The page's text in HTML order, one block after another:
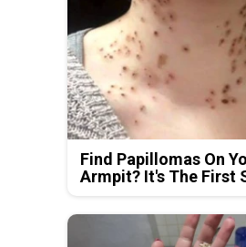
Find Papillomas On
Armpit? It's The First